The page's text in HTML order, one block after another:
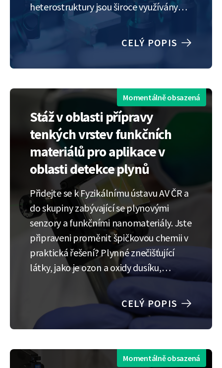
heterostruktury jsou široce využívány
v prakticky každém LED osvětlení.
V naší laboratoři však vyvíjíme nitridové
heterostruktury, které budou sloužit
jako superrychlé scintilátory. Tyto
generaci elektronových mikroskopů, ale
i pro TOF PET zařízení…
CELÝ POPIS
Momentálně obsazená
Stáž v oblasti přípravy
tenkých vrstev funkčních
materiálů pro aplikace v
oblasti detekce plynů
Přidejte se k Fyzikálnímu ústavu AV ČR a
do skupiny zabývající se plynovými
senzory a funkčními nanomateriály. Jste
připraveni proměnit špičkovou chemii v
praktická řešení? Plynné znečišťující
látky, jako je ozon a oxidy dusíku,
představují skrytou hrozbu pro naši
planetu i naše zdraví, ale současné
detekční technologie nestačí držet
krok. Naším posláním je tuto mezeru…
CELÝ POPIS
Momentálně obsazená